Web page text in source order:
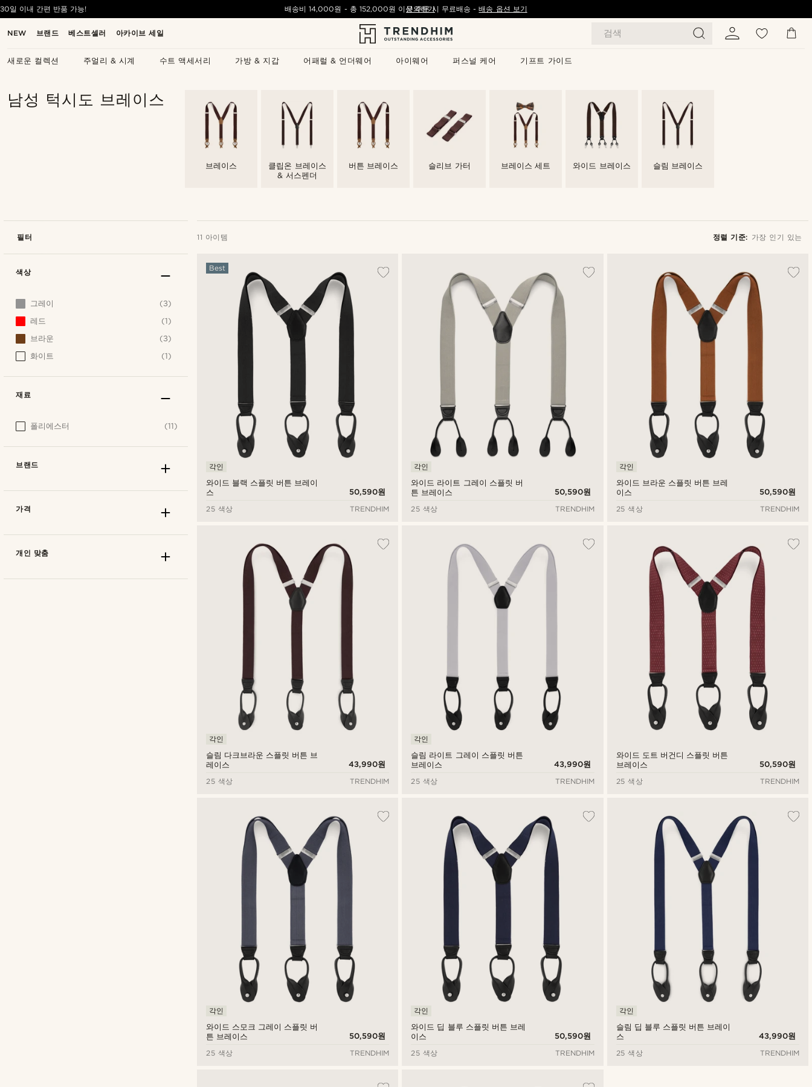
NEW 브랜드 베스트셀러 아카이브 세일 검색
새로운 컬렉션 주얼리 & 시계 수트 액세서리 가방 & 지갑 어패럴 & 언더웨어 아이웨어 퍼스널 케어 기프트 가이드
30일 이내 간편 반품 가능! 배송비14,000원 - 총 152,000원 이상 주문 시 무료배송- 배송 옵션 보기
문의하기
남성 턱시도 브레이스
브레이스
클립온 브레이스
& 서스펜더
버튼 브레이스 슬리브 가터 브레이스 세트 와이드 브레이스 슬림 브레이스
필터 11 아이템 정렬 기준: 가장 인기 있는
최신순
낮은가격순
높은가격순
와이드 블랙 스플릿 버튼 브레이
스
Best
각인
50,590원
25 색상
TRENDHIM
와이드 라이트 그레이 스플릿 버
튼 브레이스
각인
50,590원
25 색상
TRENDHIM
와이드 브라운 스플릿 버튼 브레
이스
각인
50,590원
25 색상
TRENDHIM
슬림 다크브라운 스플릿 버튼 브
레이스
각인
43,990원
25 색상
TRENDHIM
슬림 라이트 그레이 스플릿 버튼
브레이스
각인
43,990원
25 색상
TRENDHIM
와이드 도트 버건디 스플릿 버튼
브레이스
50,590원
25 색상
TRENDHIM
와이드 스모크 그레이 스플릿 버
튼 브레이스
각인
50,590원
25 색상
TRENDHIM
와이드 딥 블루 스플릿 버튼 브레
이스
각인
50,590원
25 색상
TRENDHIM
슬림 딥 블루 스플릿 버튼 브레이
스
각인
43,990원
25 색상
TRENDHIM
색상
그레이
(3)
레드
(1)
브라운
(3)
화이트
(1)
재료
폴리에스터 (11)
브랜드
가격
개인 맞춤